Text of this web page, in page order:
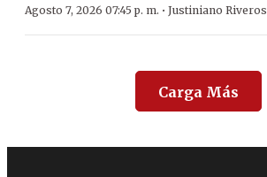
Agosto 7, 2026 07:45 p. m. · Justiniano Riveros
Carga Más